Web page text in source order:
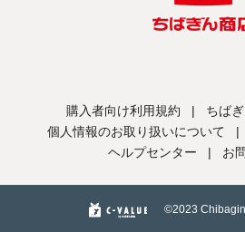
購入者向け利用規約 | ちば
個人情報のお取り扱いについて
|
ヘルプセンター
| お
©️2023